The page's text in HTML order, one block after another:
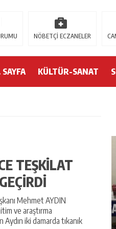
NÖBETÇİ ECZANELER
SAYFA KÜLTÜR-SANAT
TEŞKİLAT
Mehmet AYDIN
ve araştırma
iki damarda tıkanık
SAMSUN’DA
GIDA